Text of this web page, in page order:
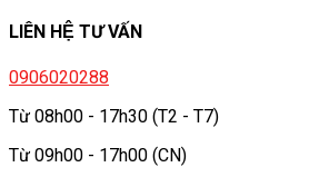
LIÊN HỆ TƯ VẤN
0906020288
Từ 08h00 - 17h30 (T2 - T7)
Từ 09h00 - 17h00 (CN)